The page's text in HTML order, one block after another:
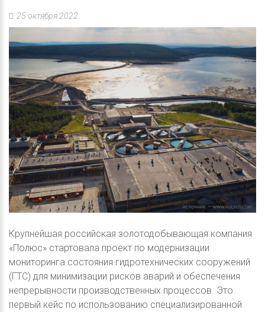
25 октября 2022
Крупнейшая российская золотодобывающая компания
«Полюс» стартовала проект по модернизации
мониторинга состояния гидротехнических сооружений
(ГТС) для минимизации рисков аварий и обеспечения
непрерывности производственных процессов. Это
первый кейс по использованию специализированной